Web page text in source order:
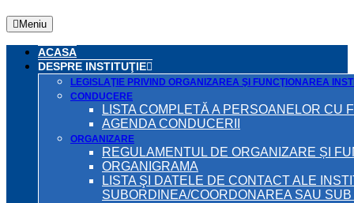
Meniu
ACASA
DESPRE INSTITUŢIE
LEGISLAŢIE PRIVIND ORGANIZAREA ŞI FUNCŢIONAREA
CONDUCERE
LISTA COMPLETĂ A PERSOANELOR CU
AGENDA CONDUCERII
ORGANIZARE
REGULAMENTUL DE ORGANIZARE ȘI
ORGANIGRAMA
LISTA ŞI DATELE DE CONTACT ALE
SUBORDINEA/COORDONAREA SAU